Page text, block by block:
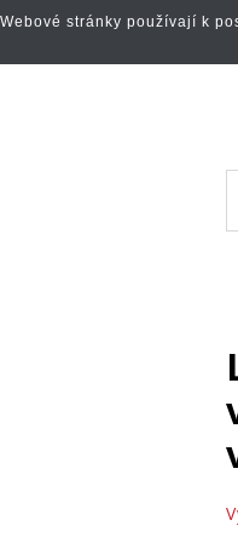
Webové stránky používají k